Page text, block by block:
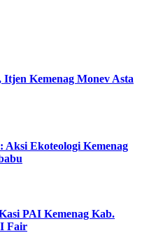
Kemenag Monev Asta
Aksi Ekoteologi Kemenag
PAI Kemenag Kab.
Fair